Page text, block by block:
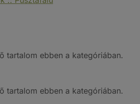
tartalom ebben a kategóriában.
tartalom ebben a kategóriában.